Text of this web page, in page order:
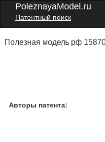
PoleznayaModel.ru
Патентный поиск
Полезная модель рф
Авторы патента: